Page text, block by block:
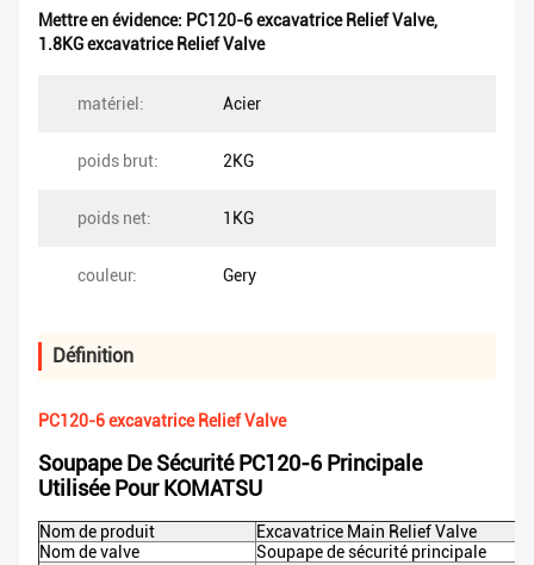
Mettre en évidence: PC120-6 excavatrice Relief Valve,
1.8KG excavatrice Relief Valve
matériel: Acier
poids brut: 2KG
poids net: 1KG
couleur: Gery
Définition
PC120-6 excavatrice Relief Valve
Soupape De Sécurité PC120-6 Principale
Utilisée Pour KOMATSU
Nom de produit
Excavatrice Main Relief Valve
Nom de valve
Soupape de sécurité principale